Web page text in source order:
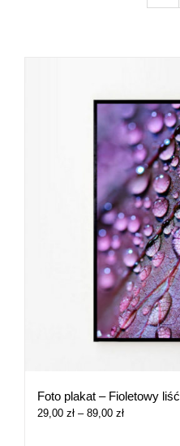
Foto plakat – Fioletowy liść
29,00 zł – 89,00 złZakres